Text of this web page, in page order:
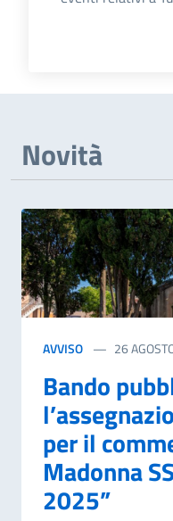
Novità
AVVISO 26
Bando
per il
Madonna
2025”